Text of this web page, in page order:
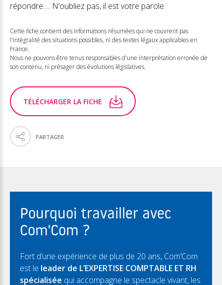
répondre…. N’oubliez pas, il est votre parole.
Cette fiche contient des informations résumées qui ne couvrent pas
l'intégralité des situations possibles, ni des textes légaux applicables en
France.
Nous ne pouvons être tenus responsables d'une interprétation erronée de
son contenu, ni présager des évolutions législatives.
PARTAGER
TÉLÉCHARGER LA FICHE
Pourquoi travailler avec
Com'Com ?
Fort d’une expérience de plus de 20 ans, Com’Com
est le leader de L’EXPERTISE COMPTABLE ET RH
spécialisée qui accompagne le spectacle vivant, les